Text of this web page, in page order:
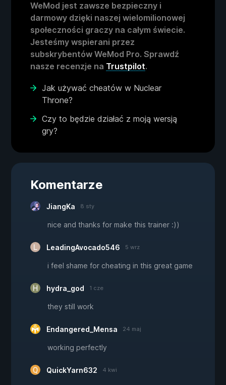
WeMod jest zawsze bezpieczny i
darmowy dzięki naszej wielomilionowej
społeczności graczy na całym świecie.
Jesteśmy wspierani przez
subskrybentów WeMod Pro. Sprawdź
nasze recenzje na Trustpilot.
Jak używać cheatów w Nuclear
Throne?
Czy to będzie działać z moją wersją
gry?
Komentarze
JiangKa 8 sty
nice and thanks for make this trainer :))
LeadingAvocado546 5 wrz
i feel shame for cheating in this great game
hydra_god 1 cze
they still work
Endangered_Mensa 24 maj
working perfectly
QuickYarn632 4 kwi